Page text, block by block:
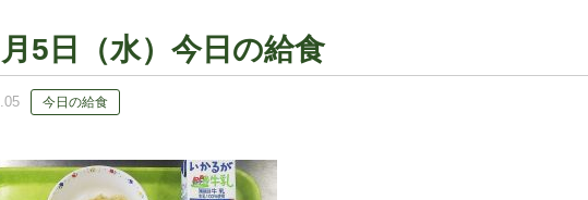
5日（水）今日の給食
今日の給食